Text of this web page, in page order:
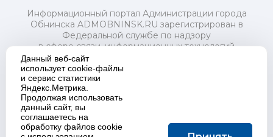
Информационный портал Администрации города
Обнинска ADMOBNINSK.RU зарегистрирован в
Федеральной службе по надзору
в сфере связи, информационных технологий
и массовых коммуникаций (Роскомнадзор) 24 июля
2018 года.
Свидетельство о регистрации Эл № ФС77-73321
Учредитель: Администрация (исполнительно-
распорядительный орган) городского округа "Город
Обнинск". Главный редактор: Байкова Е.А.
Адрес электронной почты Редакции:
Данный веб-сайт
использует cookie-файлы
и сервис статистики
Яндекс.Метрика.
Продолжая использовать
данный сайт, вы
соглашаетесь на
обработку файлов cookie